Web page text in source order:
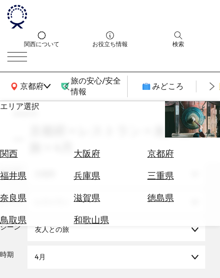
関西について お役立ち情報 検索
京都府
関西広域MAP
旅の安心/安全
情報
みどころ
エリア選択
関西 大阪府
京都府
福井県
兵庫県
三重県
奈良県
滋賀県
徳島県
鳥取県
和歌山県
エ
券
テ
を
search
京都府 × レストラン × 友人との
エリア
テーマ
シーン 友人との旅
時期 4月